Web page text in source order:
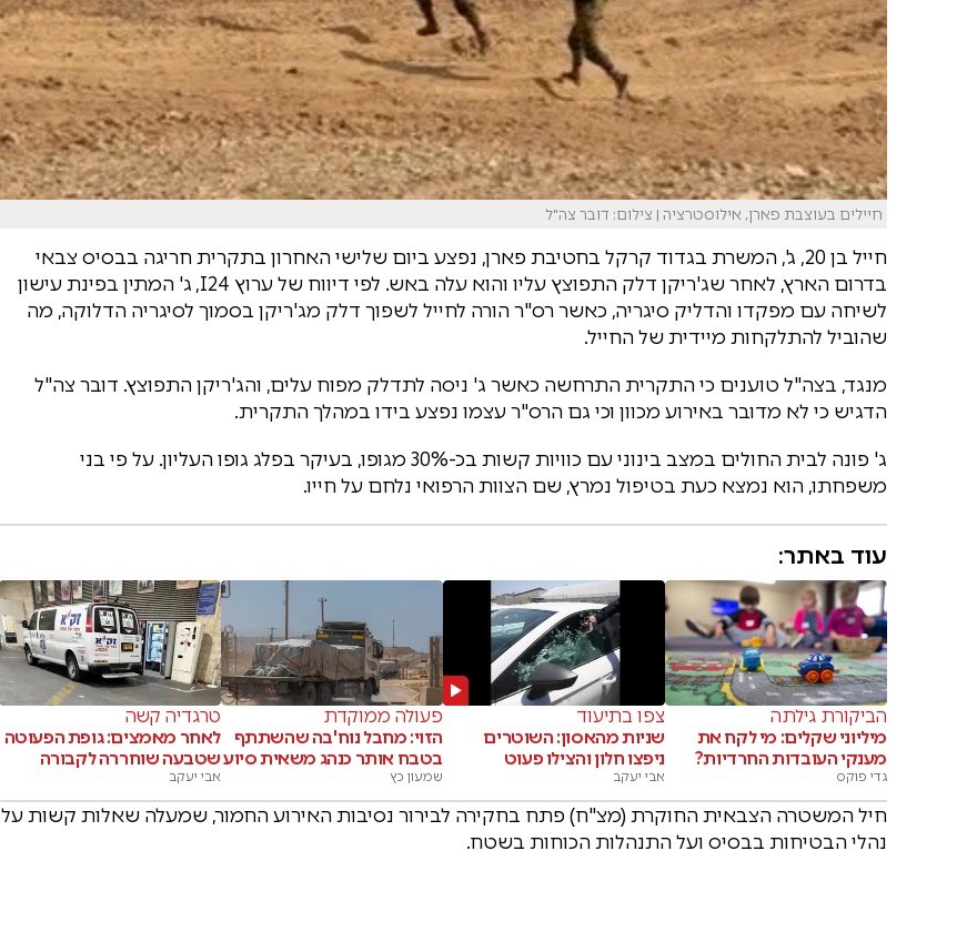
חיילים בעוצבת פארן, אילוסטרציה | צילום: דובר צה"ל
חייל בן 20, ג', המשרת בגדוד קרקל בחטיבת פארן, נפצע ביום שלישי האחרון בתקרית חריגה בבסיס צבאי
בדרום הארץ, לאחר שג'ריקן דלק התפוצץ עליו והוא עלה באש. לפי דיווח של ערוץ I24, ג' המתין בפינת עישון
לשיחה עם מפקדו והדליק סיגריה, כאשר רס"ר הורה לחייל לשפוך דלק מג'ריקן בסמוך לסיגריה הדלוקה, מה
שהוביל להתלקחות מיידית של החייל.
מנגד, בצה"ל טוענים כי התקרית התרחשה כאשר ג' ניסה לתדלק מפוח עלים, והג'ריקן התפוצץ. דובר צה"ל
הדגיש כי לא מדובר באירוע מכוון וכי גם הרס"ר עצמו נפצע בידו במהלך התקרית.
ג' פונה לבית החולים במצב בינוני עם כוויות קשות בכ-30% מגופו, בעיקר בפלג גופו העליון. על פי בני
משפחתו, הוא נמצא כעת בטיפול נמרץ, שם הצוות הרפואי נלחם על חייו.
עוד באתר:
הביקורת גילתה
מיליוני שקלים: מי לקח את
מענקי העובדות החרדיות?
גדי פוקס
צפו בתיעוד
שניות מהאסון: השוטרים
ניפצו חלון והצילו פעוט
אבי יעקב
פעולה ממוקדת
הזוי: מחבל נוח'בה שהשתתף
בטבח אותר כנהג משאית סיוע
שמעון כץ
טרגדיה קשה
לאחר מאמצים: גופת הפעוטה
שטבעה שוחררה לקבורה
אבי יעקב
חיל המשטרה הצבאית החוקרת (מצ"ח) פתח בחקירה לבירור נסיבות האירוע החמור, שמעלה שאלות קשות על
נהלי הבטיחות בבסיס ועל התנהלות הכוחות בשטח.